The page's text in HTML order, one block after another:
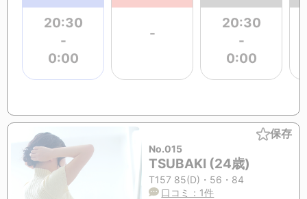
20:30
-
0:00
-
20:30
-
0:00
保存
No.015
TSUBAKI (24歳)
T157 85(D)・56・84
口コミ：1件